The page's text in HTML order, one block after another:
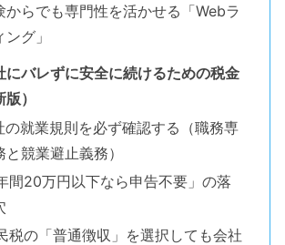
からでも専門性を活かせる「Webラ
グ」
にバレずに安全に続けるための税金
）
の就業規則を必ず確認する（職務専
と競業避止義務）
間20万円以下なら申告不要」の落
税の「普通徴収」を選択しても会社